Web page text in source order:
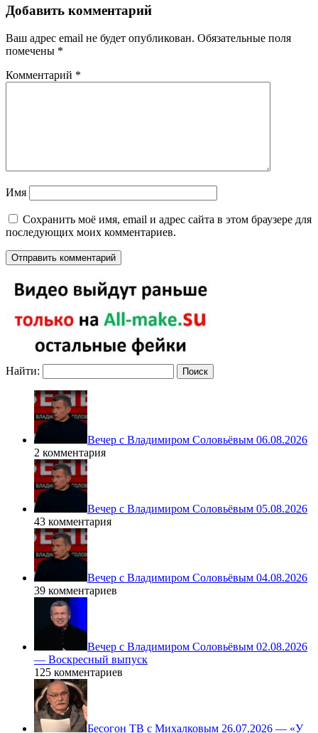
Добавить комментарий
Ваш адрес email не будет опубликован. Обязательные поля
помечены *
Комментарий *
Имя
Сохранить моё имя, email и адрес сайта в этом браузере для
последующих моих комментариев.
Найти:
Вечер с Владимиром Соловьёвым 06.08.2026
2 комментария
Вечер с Владимиром Соловьёвым 05.08.2026
43 комментария
Вечер с Владимиром Соловьёвым 04.08.2026
39 комментариев
Вечер с Владимиром Соловьёвым 02.08.2026
— Воскресный выпуск
125 комментариев
Бесогон ТВ с Михалковым 26.07.2026 — «У